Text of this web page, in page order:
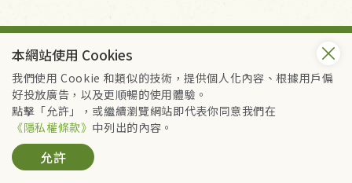
Copyright © 2026 里仁事業股份有限公司(統編：16301262) /
里仁網購股份有限公司(統編：25149752)
All Rights Reserved.
本網站使用 Cookies
我們使用 Cookie 和類似的技術，提供個人化內容、根據用戶偏
好投放廣告，以及更順暢的使用體驗。
點擊「允許」，或繼續瀏覽網站即代表你同意我們在
《隱私權條款》 中列出的內容。
允許